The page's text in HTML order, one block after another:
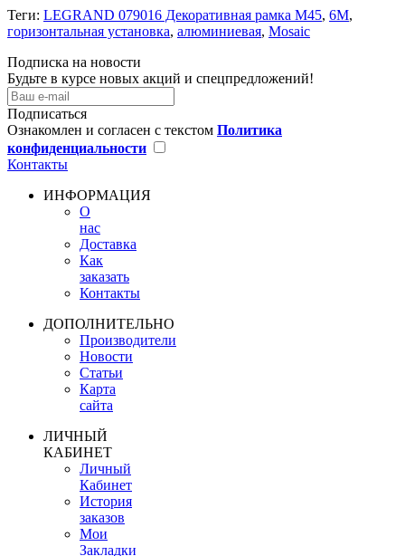
Теги: LEGRAND 079016 Декоративная рамка M45, 6М,
горизонтальная установка, алюминиевая, Mosaic
Подписка на новости
Будьте в курсе новых акций и спецпредложений!
Подписаться
Ознакомлен и согласен с текстом Политика
конфиденциальности
Контакты
ИНФОРМАЦИЯ
О
нас
Доставка
Как
заказать
Контакты
ДОПОЛНИТЕЛЬНО
Производители
Новости
Статьи
Карта
сайта
ЛИЧНЫЙ
КАБИНЕТ
Личный
Кабинет
История
заказов
Мои
Закладки